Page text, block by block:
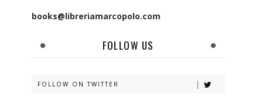
books@libreriamarcopolo.com
FOLLOW US
FOLLOW ON TWITTER